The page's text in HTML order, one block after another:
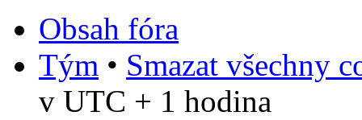
Obsah fóra
Tým • Smazat všechny
v UTC + 1 hodina